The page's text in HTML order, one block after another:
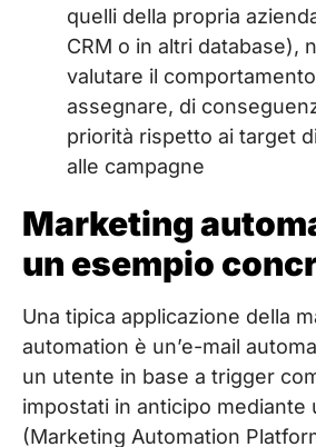
quelli della propria
CRM o in altri database),
valutare il
assegnare, di
priorità rispetto ai target
alle campagne
Marketing
un esempio
Una tipica applicazione della
automation è un’e-mail
un utente in base a trigger
impostati in anticipo mediante
(Marketing Automation